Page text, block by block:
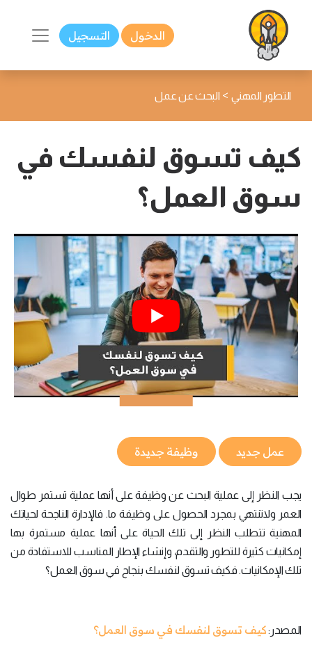
الدخول التسجيل
التطور المهني > البحث عن عمل
كيف تسوق لنفسك في
سوق العمل؟
عمل جديد وظيفة جديدة
يجب النظر إلى عملية البحث عن وظيفة على أنها عملية تستمر طوال
العمر ولاتنتهي بمجرد الحصول على وظيفة ما. فالإدارة الناجحة لحياتك
المهنية تتطلب النظر إلى تلك الحياة على أنها عملية مستمرة بها
إمكانيات كثيرة للتطور والتقدم، وإنشاء الإطار المناسب للاستفادة من
تلك الإمكانيات. فكيف تسوق لنفسك بنجاح في سوق العمل؟
المصدر:كيف تسوق لنفسك في سوق العمل؟